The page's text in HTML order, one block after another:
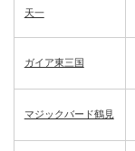
天一
ガイア東三国
マジックバード鶴見